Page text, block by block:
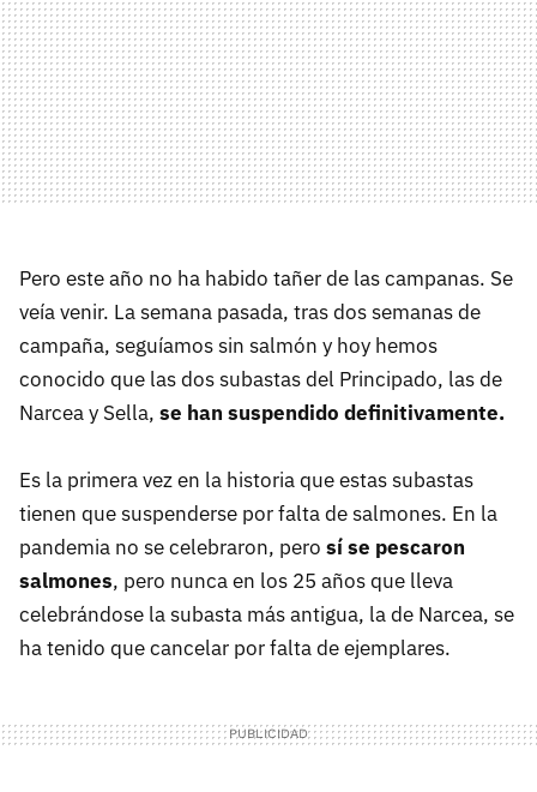
Pero este año no ha habido tañer de las campanas. Se
veía venir. La semana pasada, tras dos semanas de
campaña, seguíamos sin salmón y hoy hemos
conocido que las dos subastas del Principado, las de
Narcea y Sella, se han suspendido definitivamente.
Es la primera vez en la historia que estas subastas
tienen que suspenderse por falta de salmones. En la
pandemia no se celebraron, pero sí se pescaron
salmones, pero nunca en los 25 años que lleva
celebrándose la subasta más antigua, la de Narcea, se
ha tenido que cancelar por falta de ejemplares.